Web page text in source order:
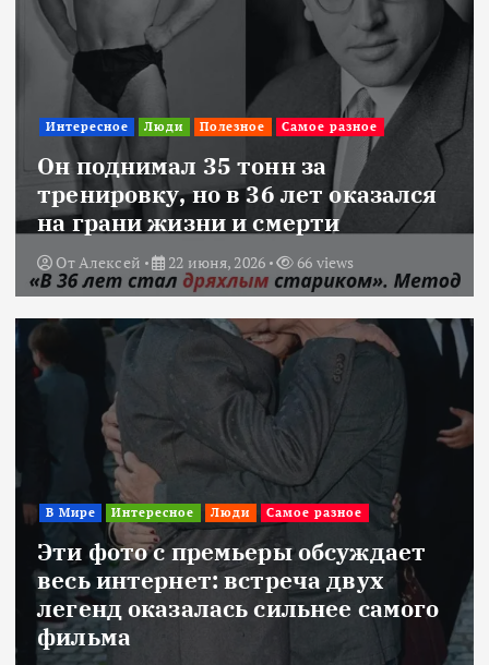
Интересное Люди Полезное Самое разное
Он поднимал 35 тонн за
тренировку, но в 36 лет оказался
на грани жизни и смерти
ОтАлексей 22 июня, 2026 66 views
В Мире Интересное Люди Самое разное
Эти фото с премьеры обсуждает
весь интернет: встреча двух
легенд оказалась сильнее самого
фильма